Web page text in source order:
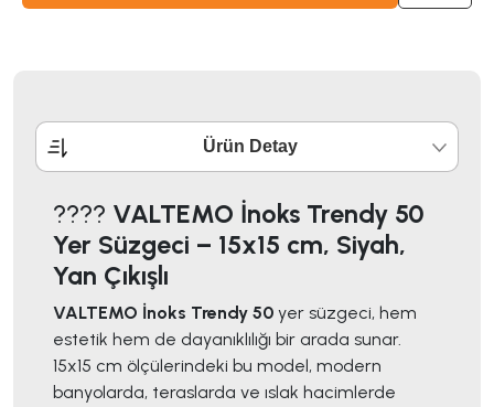
Ürün Detay
???? VALTEMO İnoks Trendy 50
Yer Süzgeci – 15x15 cm, Siyah,
Yan Çıkışlı
VALTEMO İnoks Trendy 50 yer süzgeci, hem
estetik hem de dayanıklılığı bir arada sunar.
15x15 cm ölçülerindeki bu model, modern
banyolarda, teraslarda ve ıslak hacimlerde